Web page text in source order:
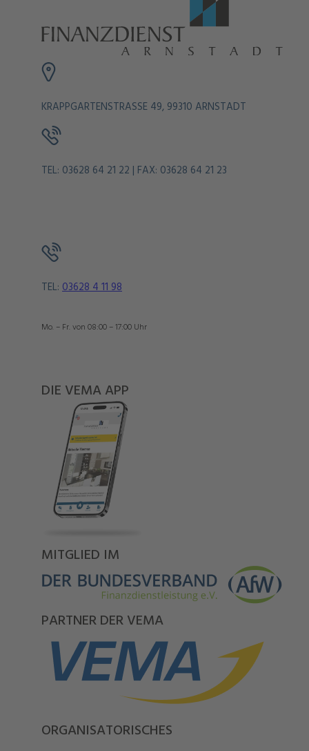
KRAPPGARTENSTRASSE 49, 99310 ARNSTADT
TEL: 03628 64 21 22 | FAX: 03628 64 21 23
TEL: 03628 4 11 98
Mo. – Fr. von 08:00 – 17:00 Uhr
DIE VEMA APP
MITGLIED IM
PARTNER DER VEMA
ORGANISATORISCHES